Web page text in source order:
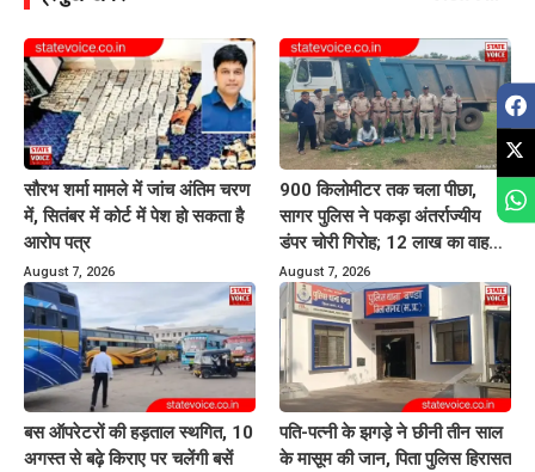
सौरभ शर्मा मामले में जांच अंतिम चरण
में, सितंबर में कोर्ट में पेश हो सकता है
आरोप पत्र
August 7, 2026
900 किलोमीटर तक चला पीछा,
सागर पुलिस ने पकड़ा अंतर्राज्यीय
डंपर चोरी गिरोह; 12 लाख का वाहन
बरामद
August 7, 2026
बस ऑपरेटरों की हड़ताल स्थगित, 10
अगस्त से बढ़े किराए पर चलेंगी बसें
पति-पत्नी के झगड़े ने छीनी तीन साल
के मासूम की जान, पिता पुलिस हिरासत